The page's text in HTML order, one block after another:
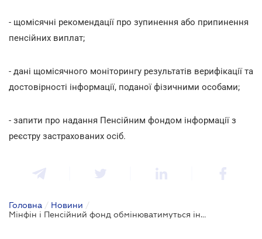
- щомісячні рекомендації про зупинення або припинення
пенсійних виплат;
- дані щомісячного моніторингу результатів верифікації та
достовірності інформації, поданої фізичними особами;
- запити про надання Пенсійним фондом інформації з
реєстру застрахованих осіб.
Головна / Новини /
Мінфін і Пенсійний фонд обмінюватимуться інформацією про одержувачів соцзабезпечення за новою процедурою